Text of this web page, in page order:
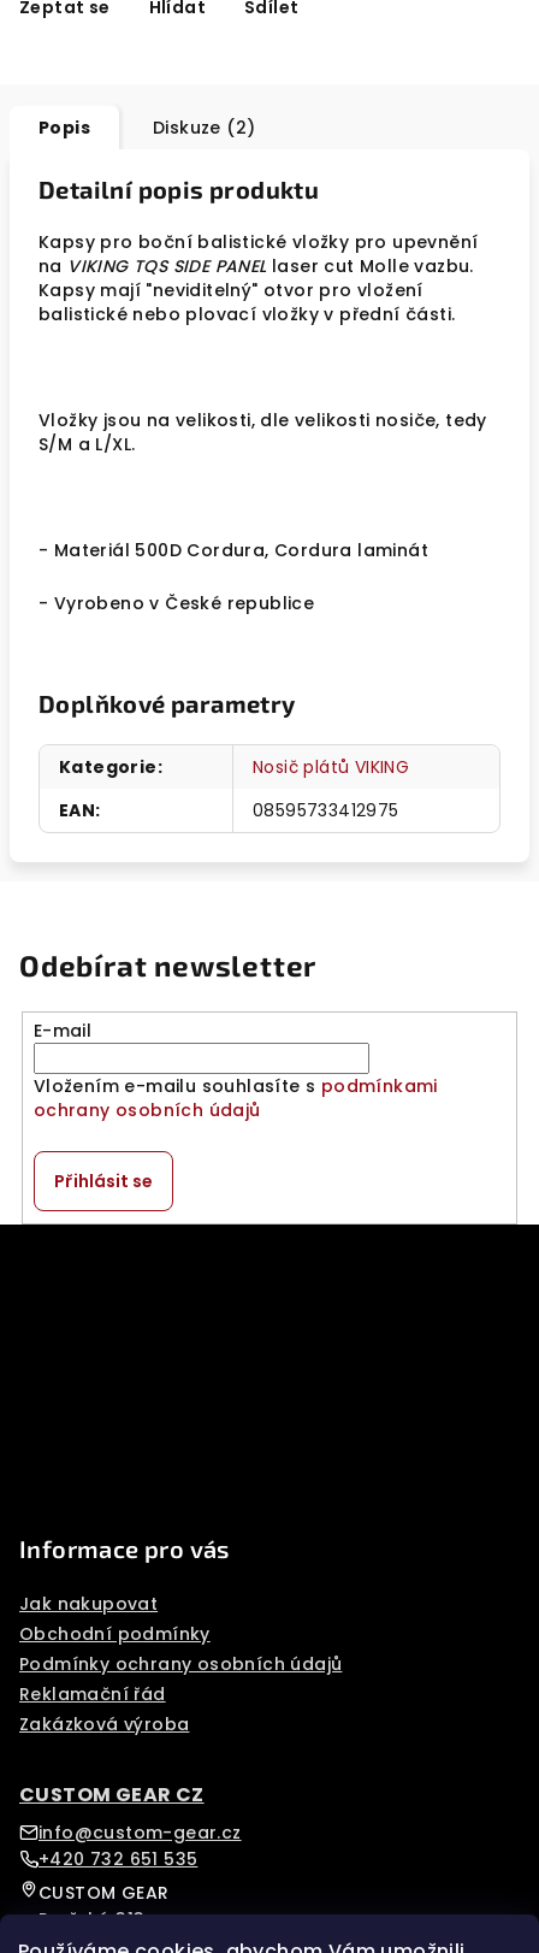
Zeptat se Hlídat Sdílet
Popis Diskuze (2)
Detailní popis produktu
Kapsy pro boční balistické vložky pro upevnění
na VIKING TQS SIDE PANEL laser cut Molle vazbu.
Kapsy mají "neviditelný" otvor pro vložení
balistické nebo plovací vložky v přední části.
Vložky jsou na velikosti, dle velikosti nosiče, tedy
S/M a L/XL.
- Materiál 500D Cordura, Cordura laminát
- Vyrobeno v České republice
Doplňkové parametry
Kategorie:
Nosič plátů VIKING
EAN: 08595733412975
Odebírat newsletter
E-mail
Vložením e-mailu souhlasíte s podmínkami
ochrany osobních údajů
Přihlásit se
Informace pro vás
Jak nakupovat
Obchodní podmínky
Podmínky ochrany osobních údajů
Reklamační řád
Zakázková výroba
CUSTOM GEAR CZ
info@custom-gear.cz
+420 732 651 535
CUSTOM GEAR
Pražská 313
Písek, 39701